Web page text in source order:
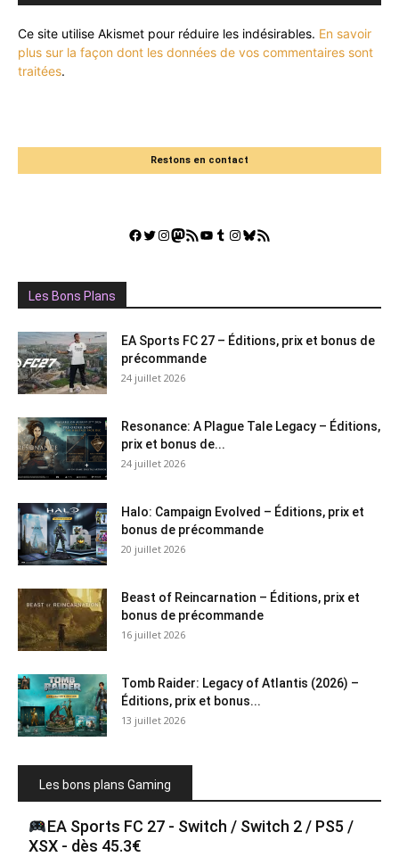
Ce site utilise Akismet pour réduire les indésirables. En savoir
plus sur la façon dont les données de vos commentaires sont
traitées.
Restons en contact
Facebook
Twitter
Instagram
Mastodon
Flux RSSYouTube
Tumblr
Instagram
Bluesky
GestGame
Les Bons Plans
EA Sports FC 27 – Éditions, prix et bonus de
précommande
24 juillet 2026
Resonance: A Plague Tale Legacy – Éditions,
prix et bonus de...
24 juillet 2026
Halo: Campaign Evolved – Éditions, prix et
bonus de précommande
20 juillet 2026
Beast of Reincarnation – Éditions, prix et
bonus de précommande
16 juillet 2026
Tomb Raider: Legacy of Atlantis (2026) –
Éditions, prix et bonus...
13 juillet 2026
Les bons plans Gaming
EA Sports FC 27 - Switch / Switch 2 / PS5 /
XSX - dès 45.3€